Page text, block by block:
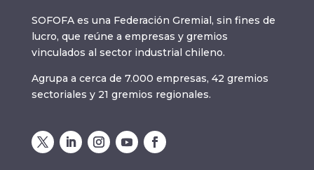
SOFOFA es una Federación Gremial, sin fines de
lucro, que reúne a empresas y gremios
vinculados al sector industrial chileno.
Agrupa a cerca de 7.000 empresas, 42 gremios
sectoriales y 21 gremios regionales.